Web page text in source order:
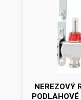
NEREZOVÝ